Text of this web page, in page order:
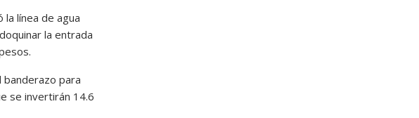
la línea de agua
la entrada
para
se invertirán 14.6